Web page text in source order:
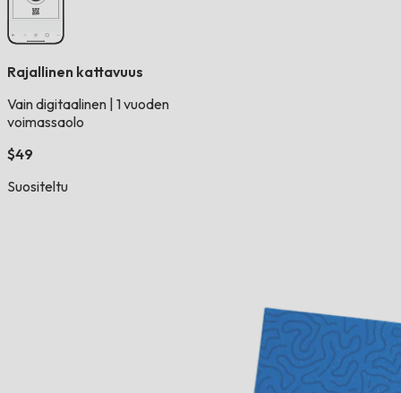
Rajallinen kattavuus
Vain digitaalinen 1 vuoden
voimassaolo
$49
Suositeltu